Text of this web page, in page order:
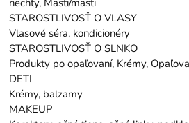
STAROSTLIVOSŤ O VLASY
Vlasové séra, kondicionéry
STAROSTLIVOSŤ O SLNKO
Produkty po opaľovaní, Krémy,
DETI
Krémy, balzamy
MAKEUP